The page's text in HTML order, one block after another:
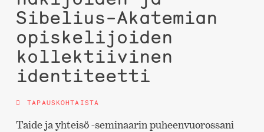
Sibelius-Akatemian
opiskelijoiden
kollektiivinen
identiteetti
TAPAUSKOHTAISTA
Taide ja yhteisö -seminaarin puheenvuorossani